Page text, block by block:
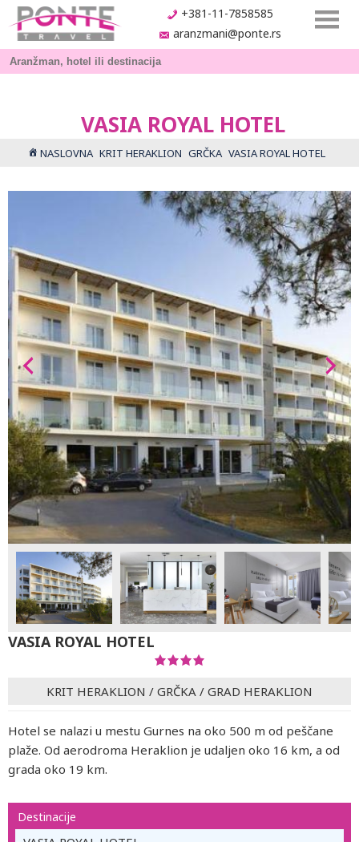
+381-11-7858585
aranzmani@ponte.rs
VASIA ROYAL HOTEL
NASLOVNA KRIT HERAKLION GRČKA VASIA ROYAL HOTEL
VASIA ROYAL HOTEL
KRIT HERAKLION / GRČKA / GRAD HERAKLION
Hotel se nalazi u mestu Gurnes na oko 500 m od peščane
plaže. Od aerodroma Heraklion je udaljen oko 16 km, a od
grada oko 19 km.
Destinacije